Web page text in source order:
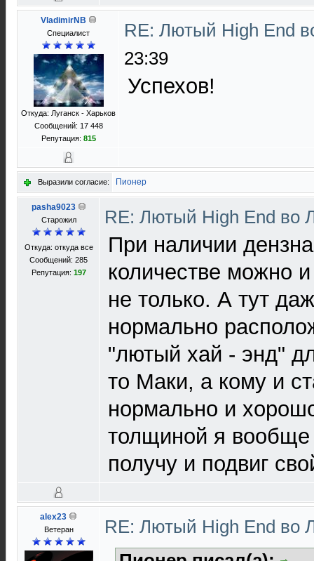
VladimirNB
Специалист
Откуда: Луганск - Харьков
Сообщений: 17 448
Репутация: 815
RE: Лютый High End
23:39
Успехов!
Выразили согласие: Пионер
pasha9023
Старожил
Откуда: откуда все
Сообщений: 285
Репутация: 197
RE: Лютый High End во
При наличии
количестве можно
не только. А тут
нормально
"лютый хай - энд"
то Маки, а кому и
нормально и
толщиной я вообще
получу и подвиг
alex23
Ветеран
RE: Лютый High End во